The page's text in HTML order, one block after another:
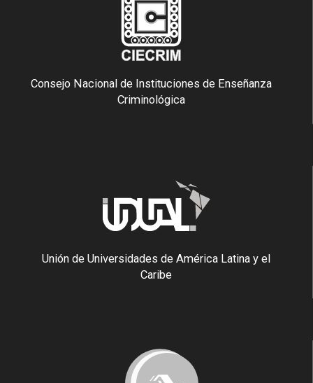
Consejo Nacional de Instituciones de Enseñanza
Criminológica
Unión de Universidades de América Latina y el
Caribe